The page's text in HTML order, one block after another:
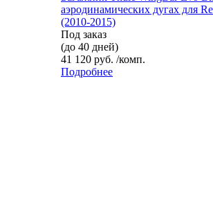
аэродинамических дугах для
(2010-2015)
Под заказ
(до 40 дней)
41 120 руб. /комп.
Подробнее